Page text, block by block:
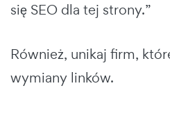
się SEO dla tej strony.”
Również, unikaj firm,
wymiany linków.